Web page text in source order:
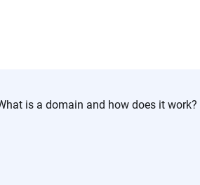
is a domain and how does it work?